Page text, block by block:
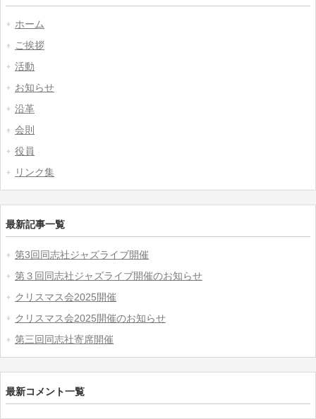
ホーム
ご挨拶
活動
お知らせ
沿革
会則
役員
リンク集
最新記事一覧
第3回同志社ジャズライブ開催
第３回同志社ジャズライブ開催のお知らせ
クリスマス会2025開催
クリスマス会2025開催のお知らせ
第三回同志社寄席開催
最新コメント一覧